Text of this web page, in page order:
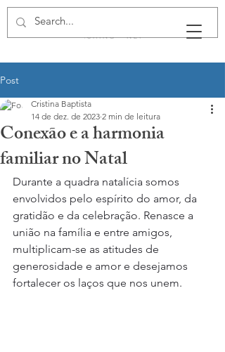
Post
Conexão e a harmonia
familiar no Natal
Cristina Baptista
14 de dez. de 2023 2 min de leitura
Durante a quadra natalícia somos
envolvidos pelo espírito do amor, da
gratidão e da celebração. Renasce a
união na família e entre amigos,
multiplicam-se as atitudes de
generosidade e amor e desejamos
fortalecer os laços que nos unem.